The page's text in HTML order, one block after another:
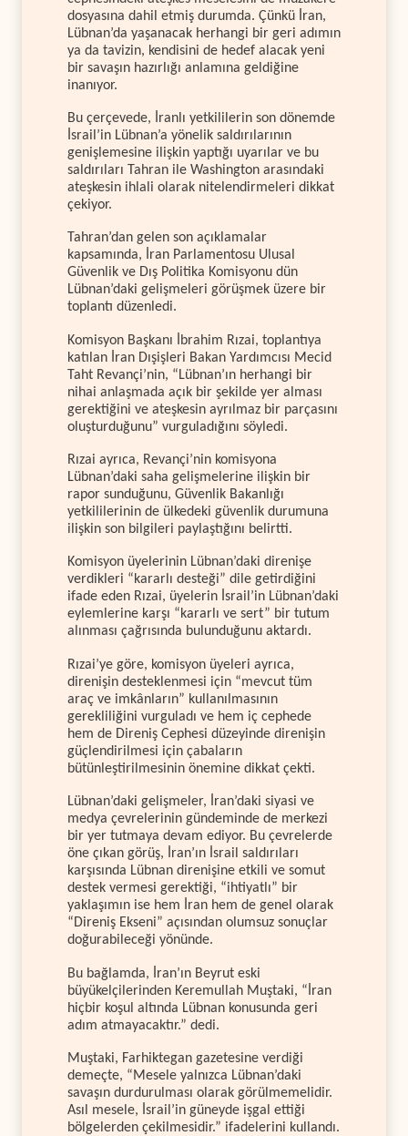
dosyasına dahil etmiş durumda. Çünkü İran,
Lübnan’da yaşanacak herhangi bir geri adımın
ya da tavizin, kendisini de hedef alacak yeni
bir savaşın hazırlığı anlamına geldiğine
inanıyor.
Bu çerçevede, İranlı yetkililerin son dönemde
İsrail’in Lübnan’a yönelik saldırılarının
genişlemesine ilişkin yaptığı uyarılar ve bu
saldırıları Tahran ile Washington arasındaki
ateşkesin ihlali olarak nitelendirmeleri dikkat
çekiyor.
Tahran’dan gelen son açıklamalar
kapsamında, İran Parlamentosu Ulusal
Güvenlik ve Dış Politika Komisyonu dün
Lübnan’daki gelişmeleri görüşmek üzere bir
toplantı düzenledi.
Komisyon Başkanı İbrahim Rızai, toplantıya
katılan İran Dışişleri Bakan Yardımcısı Mecid
Taht Revançi’nin, “Lübnan’ın herhangi bir
nihai anlaşmada açık bir şekilde yer alması
gerektiğini ve ateşkesin ayrılmaz bir parçasını
oluşturduğunu” vurguladığını söyledi.
Rızai ayrıca, Revançi’nin komisyona
Lübnan’daki saha gelişmelerine ilişkin bir
rapor sunduğunu, Güvenlik Bakanlığı
yetkililerinin de ülkedeki güvenlik durumuna
ilişkin son bilgileri paylaştığını belirtti.
Komisyon üyelerinin Lübnan’daki direnişe
verdikleri “kararlı desteği” dile getirdiğini
ifade eden Rızai, üyelerin İsrail’in Lübnan’daki
eylemlerine karşı “kararlı ve sert” bir tutum
alınması çağrısında bulunduğunu aktardı.
Rızai’ye göre, komisyon üyeleri ayrıca,
direnişin desteklenmesi için “mevcut tüm
araç ve imkânların” kullanılmasının
gerekliliğini vurguladı ve hem iç cephede
hem de Direniş Cephesi düzeyinde direnişin
güçlendirilmesi için çabaların
bütünleştirilmesinin önemine dikkat çekti.
Lübnan’daki gelişmeler, İran’daki siyasi ve
medya çevrelerinin gündeminde de merkezi
bir yer tutmaya devam ediyor. Bu çevrelerde
öne çıkan görüş, İran’ın İsrail saldırıları
karşısında Lübnan direnişine etkili ve somut
destek vermesi gerektiği, “ihtiyatlı” bir
yaklaşımın ise hem İran hem de genel olarak
“Direniş Ekseni” açısından olumsuz sonuçlar
doğurabileceği yönünde.
Bu bağlamda, İran’ın Beyrut eski
büyükelçilerinden Keremullah Muştaki, “İran
hiçbir koşul altında Lübnan konusunda geri
adım atmayacaktır.” dedi.
Muştaki, Farhiktegan gazetesine verdiği
demeçte, “Mesele yalnızca Lübnan’daki
savaşın durdurulması olarak görülmemelidir.
Asıl mesele, İsrail’in güneyde işgal ettiği
bölgelerden çekilmesidir.” ifadelerini kullandı.